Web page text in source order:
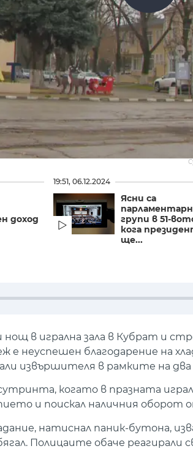
доход
19:51, 06.12.2024
Ясни са
групи в 51-
кога
ще...
нощ в игрална зала в Кубрат и
е неуспешен благодарение на
извършителя в рамките на два
когато в празната
и поискал наличния
натиснал паник-бутона,
Полицаите обаче реагирали